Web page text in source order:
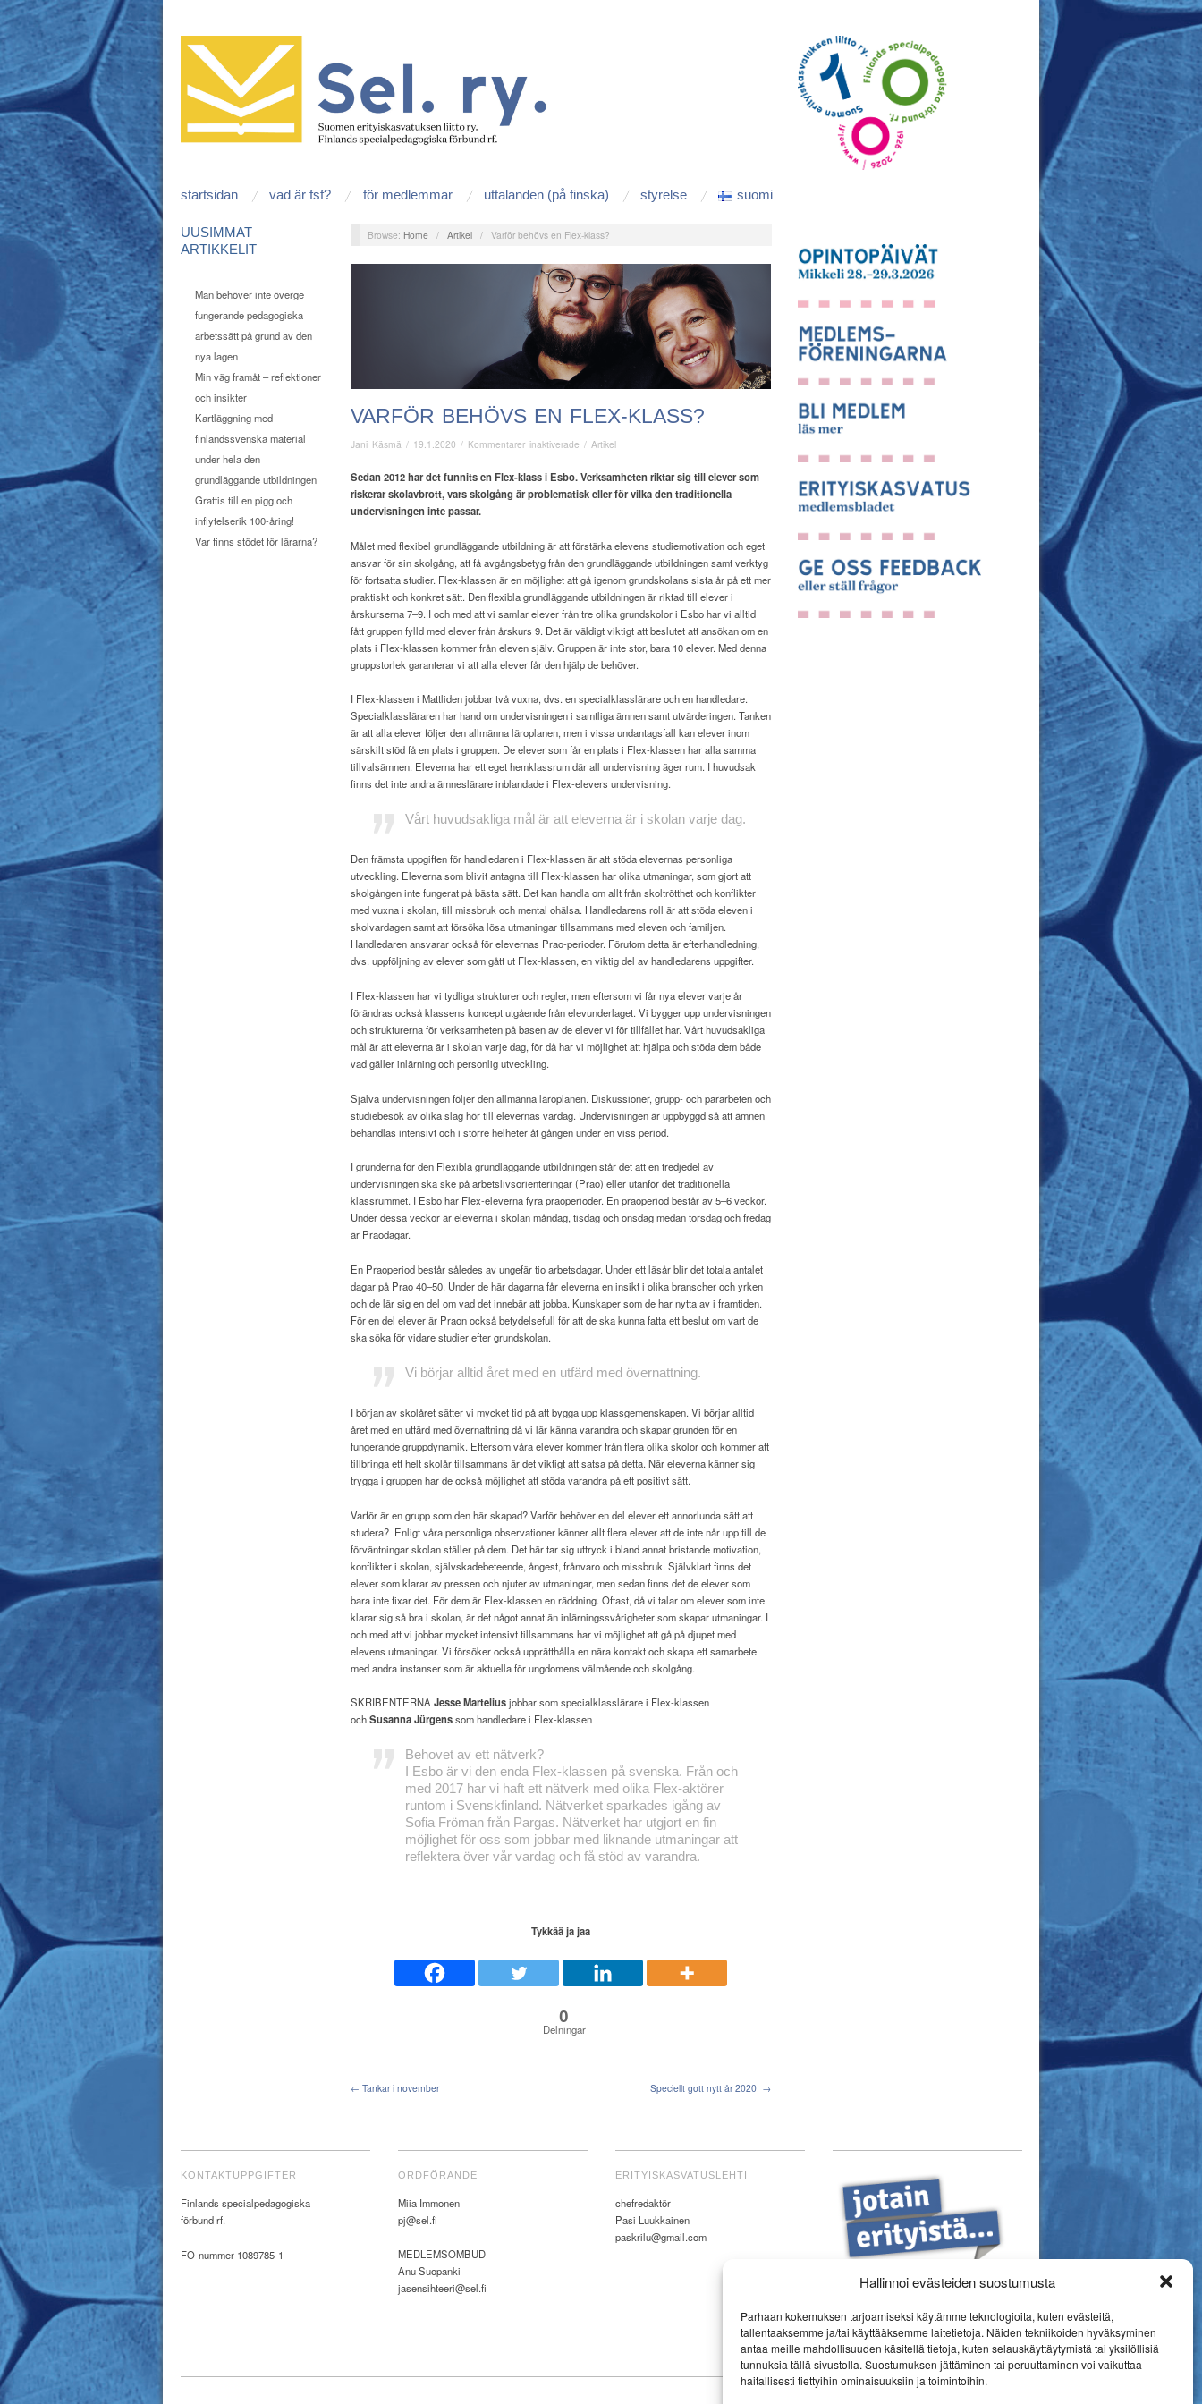
Hallinnoi evästeiden suostumusta
Parhaan kokemuksen tarjoamiseksi käytämme teknologioita, kuten evästeitä,
tallentaaksemme ja/tai käyttääksemme laitetietoja. Näiden tekniikoiden hyväksyminen
antaa meille mahdollisuuden käsitellä tietoja, kuten selauskäyttäytymistä tai yksilöllisiä
tunnuksia tällä sivustolla. Suostumuksen jättäminen tai peruuttaminen voi vaikuttaa
haitallisesti tiettyihin ominaisuuksiin ja toimintoihin.
startsidan vad är fsf? för medlemmar uttalanden (på finska) styrelse suomi
UUSIMMAT
ARTIKKELIT
Man behöver inte överge
fungerande pedagogiska
arbetssätt på grund av den
nya lagen
Min väg framåt – reflektioner
och insikter
Kartläggning med
finlandssvenska material
under hela den
grundläggande utbildningen
Grattis till en pigg och
inflytelserik 100-åring!
Var finns stödet för lärarna?
Browse: Home / Artikel / Varför behövs en Flex-klass?
VARFÖR BEHÖVS EN FLEX-KLASS?
Jani Käsmä / 19.1.2020 / Kommentarer inaktiverade för
behövs
en
/ Artikel
Sedan 2012 har det funnits en Flex-klass i Esbo.Verksamheten riktar sig till elever som
riskerar skolavbrott,vars skolgång är problematisk eller för vilka den traditionella
undervisningen inte passar.
Målet med flexibel grundläggande utbildning är att förstärka elevens studiemotivation och eget
ansvar för sin skolgång, att få avgångsbetyg från den grundläggande utbildningen samt verktyg
för fortsatta studier. Flex-klassen är en möjlighet att gå igenom grundskolans sista år på ett mer
praktiskt och konkret sätt. Den flexibla grundläggande utbildningen är riktad till elever i
årskurserna 7–9. I och med att vi samlar elever från tre olika grundskolor i Esbo har vi alltid
fått gruppen fylld med elever från årskurs 9. Det är väldigt viktigt att beslutet att ansökan om en
plats i Flex-klassen kommer från eleven själv. Gruppen är inte stor, bara 10 elever. Med denna
gruppstorlek garanterar vi att alla elever får den hjälp de behöver.
I Flex-klassen i Mattliden jobbar två vuxna, dvs. en specialklasslärare och en handledare.
Specialklassläraren har hand om undervisningen i samtliga ämnen samt utvärderingen. Tanken
är att alla elever följer den allmänna läroplanen, men i vissa undantagsfall kan elever inom
särskilt stöd få en plats i gruppen. De elever som får en plats i Flex-klassen har alla samma
tillvalsämnen. Eleverna har ett eget hemklassrum där all undervisning äger rum. I huvudsak
finns det inte andra ämneslärare inblandade i Flex-elevers undervisning.
Vårt huvudsakliga mål är att eleverna är i skolan varje dag.
Den främsta uppgiften för handledaren i Flex-klassen är att stöda elevernas personliga
utveckling. Eleverna som blivit antagna till Flex-klassen har olika utmaningar, som gjort att
skolgången inte fungerat på bästa sätt. Det kan handla om allt från skoltrötthet och konflikter
med vuxna i skolan, till missbruk och mental ohälsa. Handledarens roll är att stöda eleven i
skolvardagen samt att försöka lösa utmaningar tillsammans med eleven och familjen.
Handledaren ansvarar också för elevernas Prao-perioder. Förutom detta är efterhandledning,
dvs. uppföljning av elever som gått ut Flex-klassen, en viktig del av handledarens uppgifter.
I Flex-klassen har vi tydliga strukturer och regler, men eftersom vi får nya elever varje år
förändras också klassens koncept utgående från elevunderlaget. Vi bygger upp undervisningen
och strukturerna för verksamheten på basen av de elever vi för tillfället har. Vårt huvudsakliga
mål är att eleverna är i skolan varje dag, för då har vi möjlighet att hjälpa och stöda dem både
vad gäller inlärning och personlig utveckling.
Själva undervisningen följer den allmänna läroplanen. Diskussioner, grupp- och pararbeten och
studiebesök av olika slag hör till elevernas vardag. Undervisningen är uppbyggd så att ämnen
behandlas intensivt och i större helheter åt gången under en viss period.
I grunderna för den Flexibla grundläggande utbildningen står det att en tredjedel av
undervisningen ska ske på arbetslivsorienteringar (Prao) eller utanför det traditionella
klassrummet. I Esbo har Flex-eleverna fyra praoperioder. En praoperiod består av 5–6 veckor.
Under dessa veckor är eleverna i skolan måndag, tisdag och onsdag medan torsdag och fredag
är Praodagar.
En Praoperiod består således av ungefär tio arbetsdagar. Under ett läsår blir det totala antalet
dagar på Prao 40–50. Under de här dagarna får eleverna en insikt i olika branscher och yrken
och de lär sig en del om vad det innebär att jobba. Kunskaper som de har nytta av i framtiden.
För en del elever är Praon också betydelsefull för att de ska kunna fatta ett beslut om vart de
ska söka för vidare studier efter grundskolan.
Vi börjar alltid året med en utfärd med övernattning.
I början av skolåret sätter vi mycket tid på att bygga upp klassgemenskapen. Vi börjar alltid
året med en utfärd med övernattning då vi lär känna varandra och skapar grunden för en
fungerande gruppdynamik. Eftersom våra elever kommer från flera olika skolor och kommer att
tillbringa ett helt skolår tillsammans är det viktigt att satsa på detta. När eleverna känner sig
trygga i gruppen har de också möjlighet att stöda varandra på ett positivt sätt.
Varför är en grupp som den här skapad? Varför behöver en del elever ett annorlunda sätt att
studera? Enligt våra personliga observationer känner allt flera elever att de inte når upp till de
förväntningar skolan ställer på dem. Det här tar sig uttryck i bland annat bristande motivation,
konflikter i skolan, självskadebeteende, ångest, frånvaro och missbruk. Självklart finns det
elever som klarar av pressen och njuter av utmaningar, men sedan finns det de elever som
bara inte fixar det. För dem är Flex-klassen en räddning. Oftast, då vi talar om elever som inte
klarar sig så bra i skolan, är det något annat än inlärningssvårigheter som skapar utmaningar. I
och med att vi jobbar mycket intensivt tillsammans har vi möjlighet att gå på djupet med
elevens utmaningar. Vi försöker också upprätthålla en nära kontakt och skapa ett samarbete
med andra instanser som är aktuella för ungdomens välmående och skolgång.
SKRIBENTERNAJesse Marteliusjobbar som specialklasslärarei Flex-klassen
ochSusanna Jürgenssom handledare i Flex-klassen
Behovet av ett nätverk?
I Esbo är vi den enda Flex-klassen på svenska. Från och
med 2017 har vi haft ett nätverk med olika Flex-aktörer
runtom i Svenskfinland. Nätverket sparkades igång av
Sofia Fröman från Pargas. Nätverket har utgjort en fin
möjlighet för oss som jobbar med liknande utmaningar att
reflektera över vår vardag och få stöd av varandra.
Tykkää ja jaa
0
Delningar
← Tankar i november Speciellt gott nytt år 2020! →
KONTAKTUPPGIFTER
Finlands specialpedagogiska
förbund rf.
FO-nummer 1089785-1
ORDFÖRANDE
Miia Immonen
pj@sel.fi
MEDLEMSOMBUD
Anu Suopanki
jasensihteeri@sel.fi
ERITYISKASVATUSLEHTI
chefredaktör
Pasi Luukkainen
paskrilu@gmail.com